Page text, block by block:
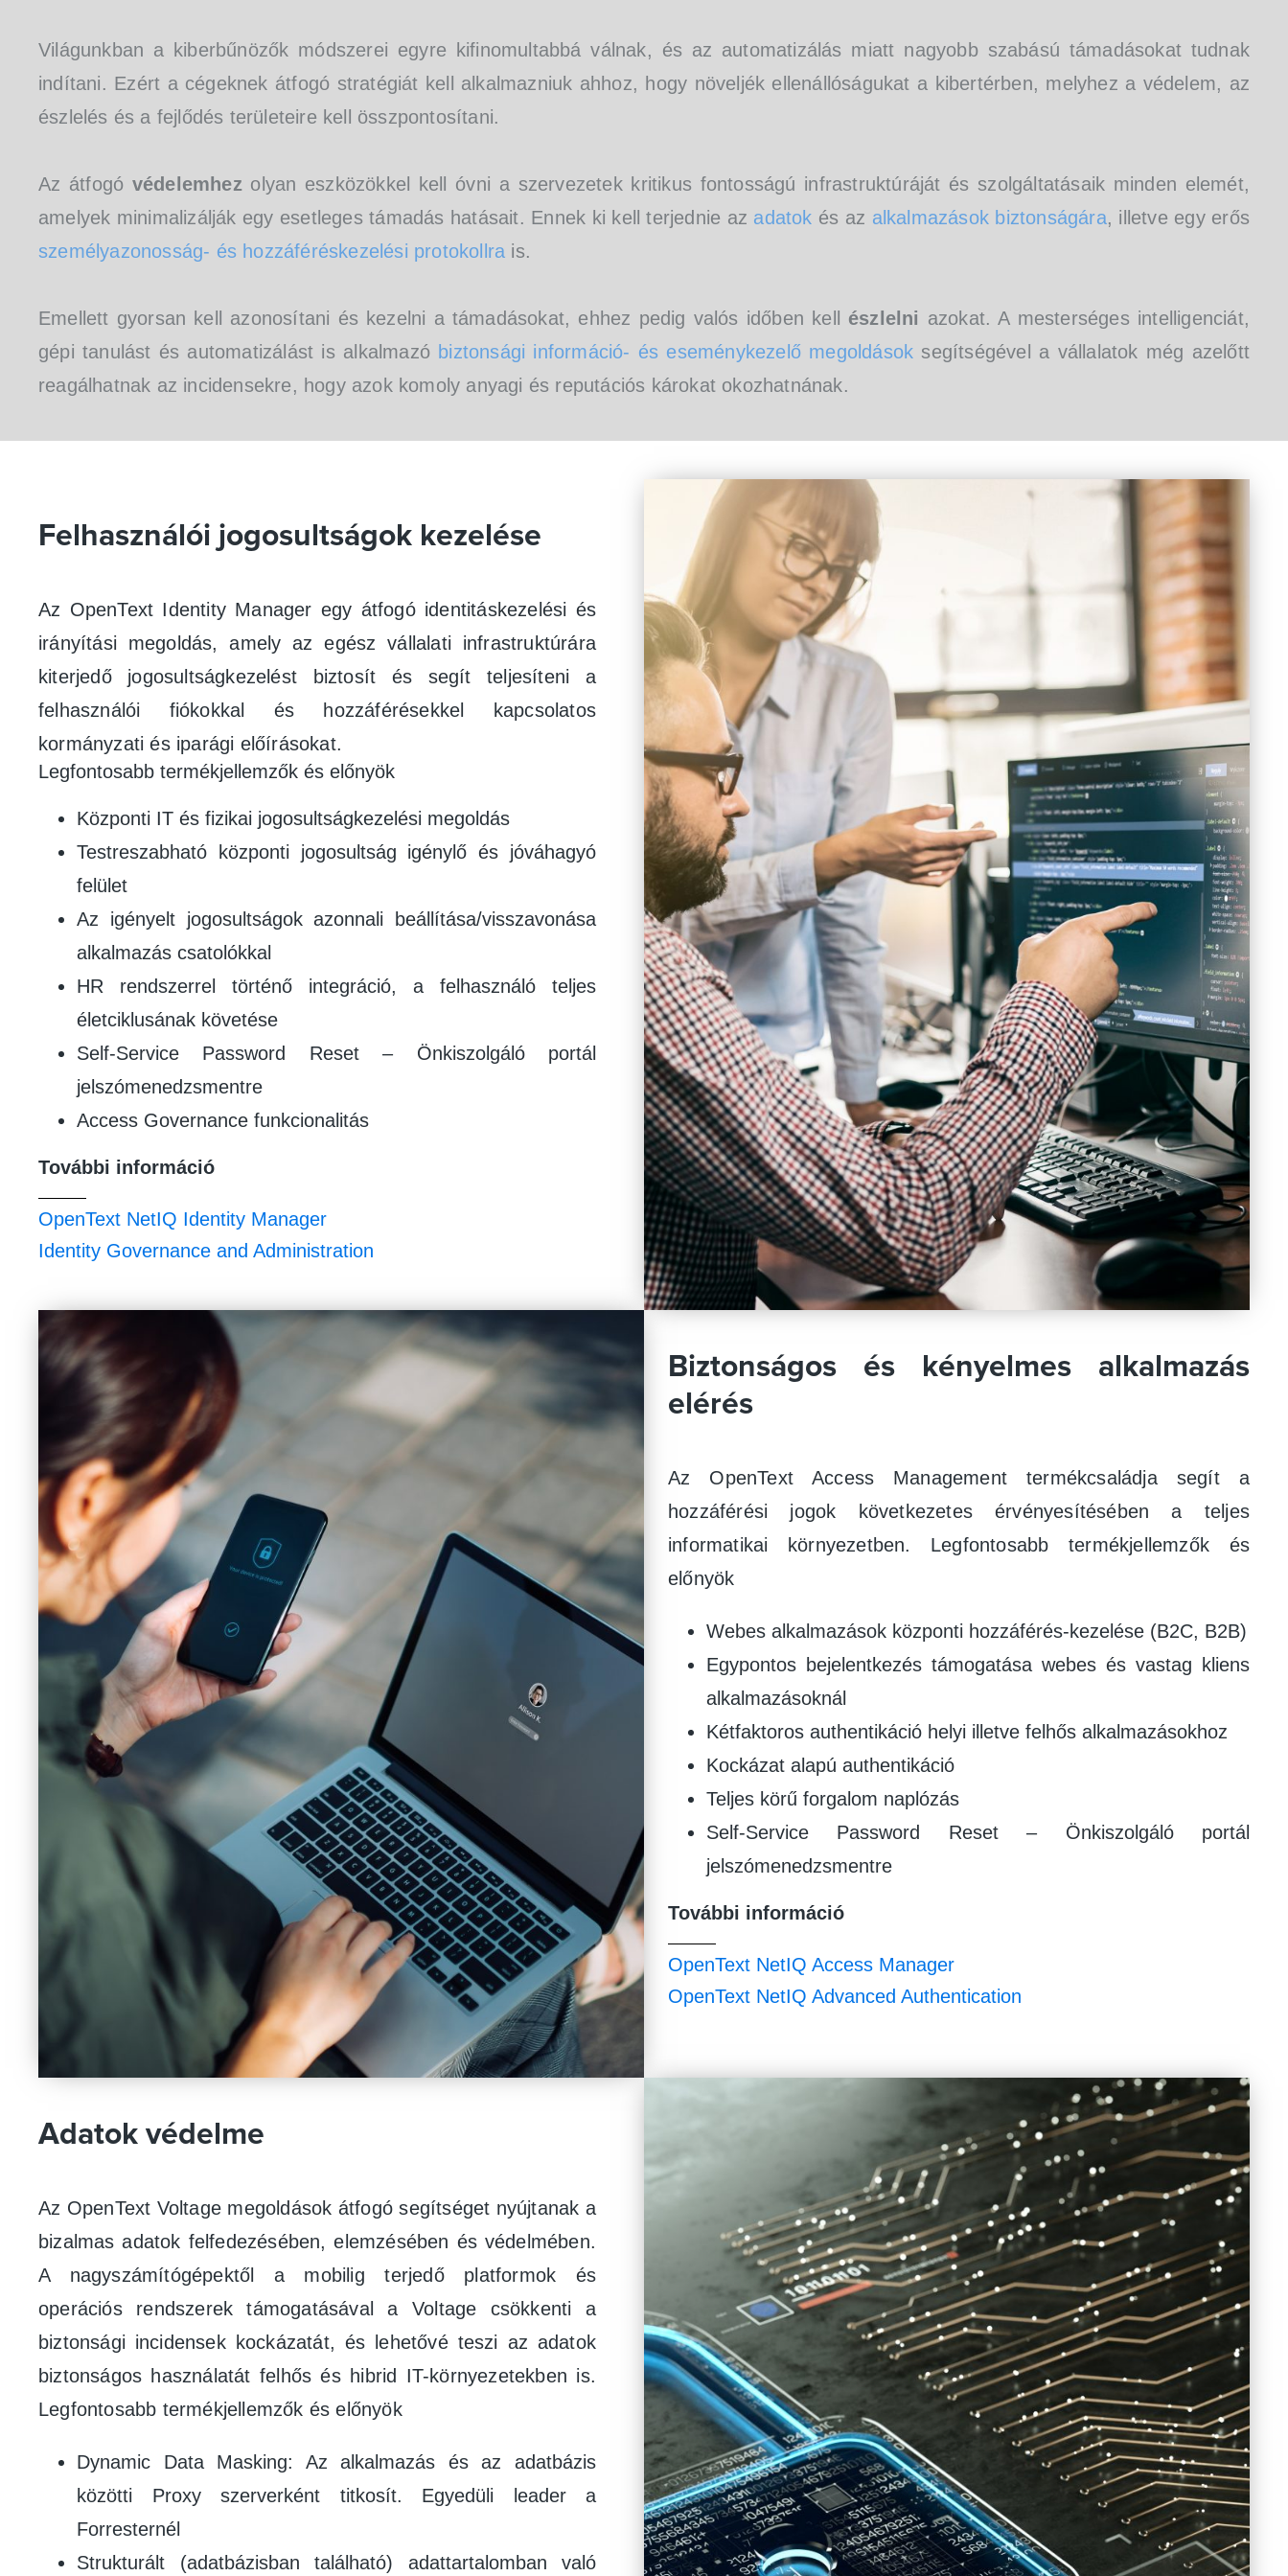
Világunkban a kiberbűnözők módszerei egyre kifinomultabbá válnak, és az automatizálás miatt nagyobb szabású támadásokat tudnak
indítani. Ezért a cégeknek átfogó stratégiát kell alkalmazniuk ahhoz, hogy növeljék ellenállóságukat a kibertérben, melyhez a védelem, az
észlelés és a fejlődés területeire kell összpontosítani.
Az átfogó védelemhezolyan eszközökkel kell óvni a szervezetek kritikus fontosságú infrastruktúráját és szolgáltatásaik minden elemét,
amelyek minimalizálják egy esetleges támadás hatásait. Ennek ki kell terjednie az adatok és az alkalmazások biztonságára, illetve egy erős
személyazonosság- és hozzáféréskezelési protokollra is.
Emellett gyorsan kell azonosítani és kezelni a támadásokat, ehhez pedig valós időben kell észlelni azokat. A mesterséges intelligenciát,
gépi tanulást és automatizálást is alkalmazó biztonsági információ- és eseménykezelő megoldások segítségével a vállalatok még azelőtt
reagálhatnak az incidensekre, hogy azok komoly anyagi és reputációs károkat okozhatnának.
Felhasználói jogosultságok kezelése
Az OpenText Identity Manager egy átfogó identitáskezelési és
irányítási megoldás, amely az egész vállalati infrastruktúrára
kiterjedő jogosultságkezelést biztosít és segít teljesíteni a
felhasználói fiókokkal és hozzáférésekkel kapcsolatos
kormányzati és iparági előírásokat.
Legfontosabb termékjellemzők és előnyök
Központi IT és fizikai jogosultságkezelési megoldás
Testreszabható központi jogosultság igénylő és jóváhagyó
felület
Az igényelt jogosultságok azonnali beállítása/visszavonása
alkalmazás csatolókkal
HR rendszerrel történő integráció, a felhasználó teljes
életciklusának követése
Self-Service Password Reset – Önkiszolgáló portál
jelszómenedzsmentre
Access Governance funkcionalitás
További információ
OpenText NetIQ Identity Manager
Identity Governance and Administration
Biztonságos és kényelmes alkalmazás
elérés
Az OpenText Access Management termékcsaládja segít a
hozzáférési jogok következetes érvényesítésében a teljes
informatikai környezetben. Legfontosabb termékjellemzők és
előnyök
Webes alkalmazások központi hozzáférés-kezelése (B2C, B2B)
Egypontos bejelentkezés támogatása webes és vastag kliens
alkalmazásoknál
Kétfaktoros authentikáció helyi illetve felhős alkalmazásokhoz
Kockázat alapú authentikáció
Teljes körű forgalom naplózás
Self-Service Password Reset – Önkiszolgáló portál
jelszómenedzsmentre
További információ
OpenText NetIQ Access Manager
OpenText NetIQ Advanced Authentication
Adatok védelme
Az OpenText Voltage megoldások átfogó segítséget nyújtanak a
bizalmas adatok felfedezésében, elemzésében és védelmében.
A nagyszámítógépektől a mobilig terjedő platformok és
operációs rendszerek támogatásával a Voltage csökkenti a
biztonsági incidensek kockázatát, és lehetővé teszi az adatok
biztonságos használatát felhős és hibrid IT-környezetekben is.
Legfontosabb termékjellemzők és előnyök
Dynamic Data Masking: Az alkalmazás és az adatbázis
közötti Proxy szerverként titkosít. Egyedüli leader a
Forresternél
Strukturált (adatbázisban található) adattartalomban való